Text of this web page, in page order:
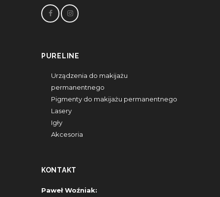
PURELINE
Urządzenia do makijażu
permanentnego
Pigmenty do makijażu permanentnego
Lasery
Igły
Akcesoria
KONTAKT
Paweł Woźniak: